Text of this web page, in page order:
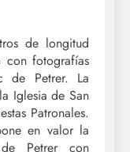
de longitud
con fotografías
de Petrer. La
Iglesia de San
Patronales.
en valor la
Petrer con